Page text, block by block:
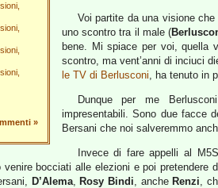
»
Voi partite da una visione
uno scontro tra il male (
bene. Mi spiace per voi, quella
scontro, ma vent’anni di inciuci
le TV di Berlusconi, ha tenuto in
Dunque per me
impresentabili. Sono due facce
Bersani che noi salveremmo
Invece di fare appelli al
bocciati alle elezioni e poi pretendere
D’Alema, Rosy Bindi, anche Renzi,